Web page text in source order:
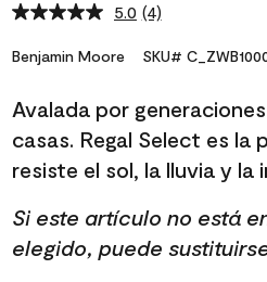
5.0 Read
Reviews.
link.
(4)
Benjamin Moore SKU#
Avalada por
casas. Regal Select es
resiste el sol, la lluvia y la
Si este artículo no está
elegido, puede